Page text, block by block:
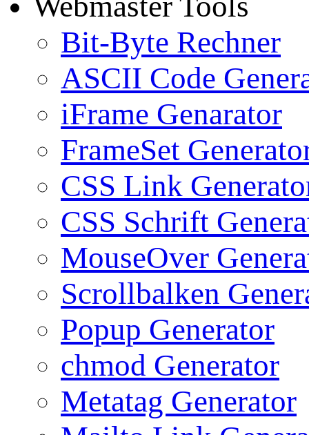
Bit-Byte Rechner
ASCII Code
iFrame Genarator
FrameSet
CSS Link
CSS Schrift
MouseOver
Scrollbalken
Popup Generator
chmod Generator
Metatag Generator